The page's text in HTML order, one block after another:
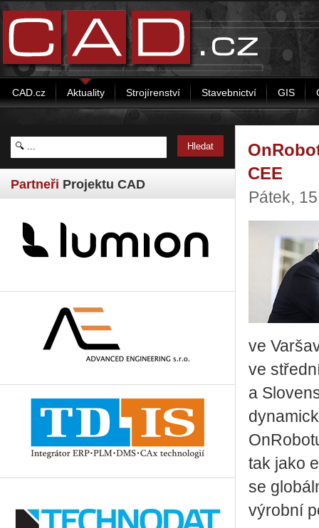
CAD.cz Aktuality Strojírenství Stavebnictví GIS
Partneři Projektu CAD
CEE
Pátek,
ve
ve
a
tak jako
se
výrobní